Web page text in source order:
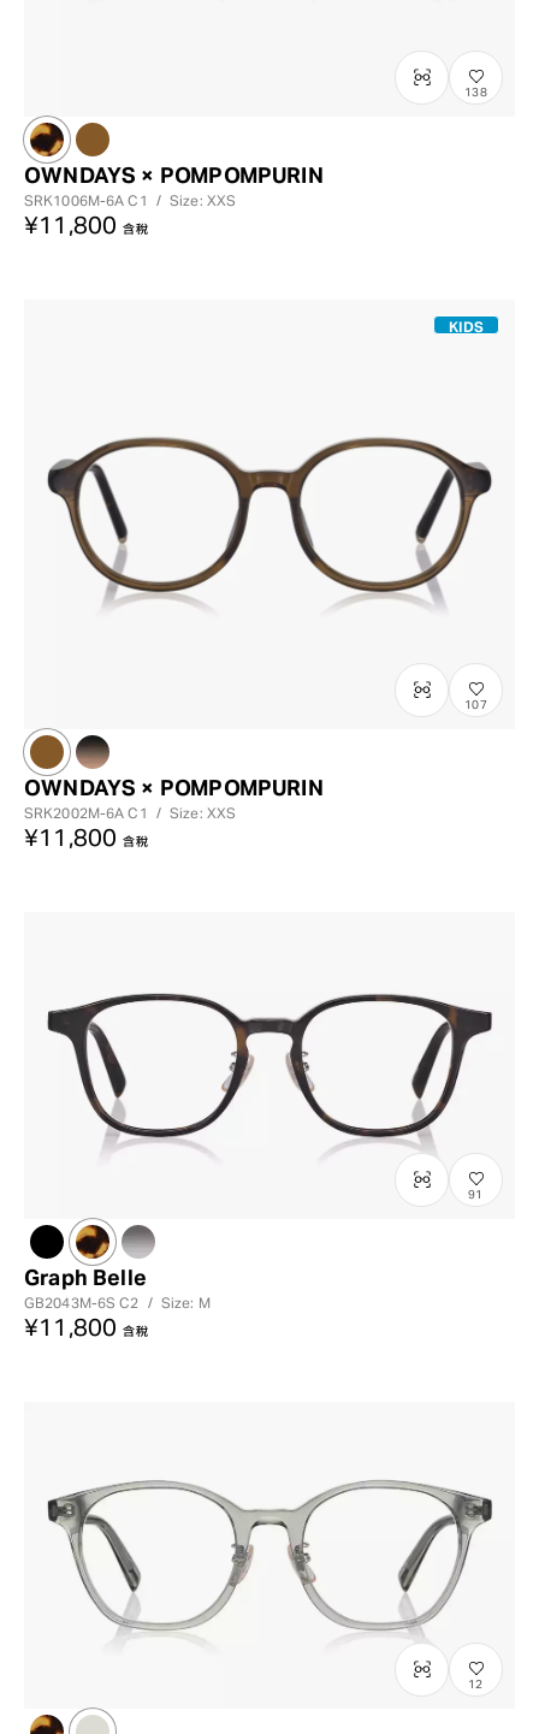
138
OWNDAYS × POMPOMPURIN
SRK1006M-6AC1 / Size: XXS
¥11,800 含稅
KIDS
107
OWNDAYS × POMPOMPURIN
SRK2002M-6AC1 / Size: XXS
¥11,800 含稅
91
Graph Belle
GB2043M-6SC2 / Size: M
¥11,800 含稅
12